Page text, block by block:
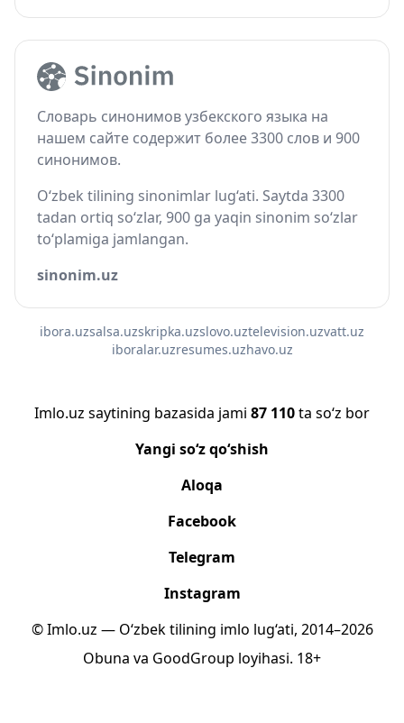
Словарь синонимов узбекского языка на
нашем сайте содержит более 3300 слов и 900
синонимов.
O‘zbek tilining sinonimlar lug‘ati. Saytda 3300
tadan ortiq so‘zlar, 900 ga yaqin sinonim so‘zlar
to‘plamiga jamlangan.
sinonim.uz
ibora.uzsalsa.uzskripka.uzslovo.uztelevision.uzvatt.uz
iboralar.uzresumes.uzhavo.uz
Imlo.uz saytining bazasida jami 87 110ta so‘z bor
Yangi so‘z qo‘shish
Aloqa
Facebook
Telegram
Instagram
© Imlo.uz — O‘zbek tilining imlo lug‘ati, 2014–2026
Obuna va GoodGroup loyihasi. 18+